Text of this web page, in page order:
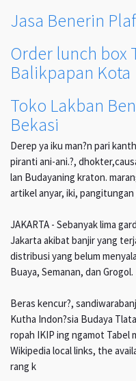
Jasa Benerin
Order lunch box
Balikpapan Kota
Toko Lakban
Bekasi
Derep ya iku man?n pari
piranti ani-ani.?,
lan Budayaning kraton.
artikel anyar, iki,
JAKARTA - Sebanyak lima
Jakarta akibat banjir yang
distribusi yang belum
Buaya, Semanan, dan Grogol.
Beras kencur?,
Kutha Indon?sia Budaya
ropah IKIP ing ngamot Tabel
Wikipedia local links, the
rang k